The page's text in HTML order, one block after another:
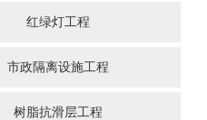
红绿灯工程
市政隔离设施工程
树脂抗滑层工程